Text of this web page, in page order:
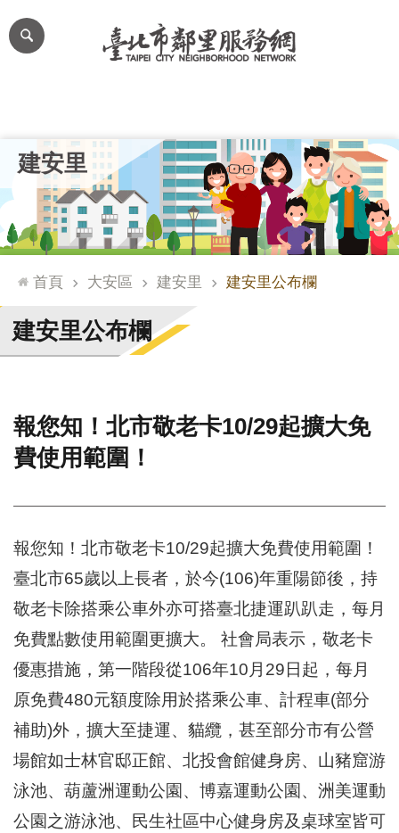
跳到主要內容區塊
網
站
台
通
臺
北
市
門
牌
整
檢
系
文
化
局
化
資
產
北
市
區
里
建安里
首頁 大安區 建安里 建安里公布欄
建安里公布欄
報您知！北市敬老卡10/29起擴大免
費使用範圍！
報您知！北市敬老卡10/29起擴大免費使用範圍！
臺北市65歲以上長者，於今(106)年重陽節後，持
敬老卡除搭乘公車外亦可搭臺北捷運趴趴走，每月
免費點數使用範圍更擴大。 社會局表示，敬老卡
優惠措施，第一階段從106年10月29日起，每月
原免費480元額度除用於搭乘公車、計程車(部分
補助)外，擴大至捷運、貓纜，甚至部分市有公營
場館如士林官邸正館、北投會館健身房、山豬窟游
泳池、葫蘆洲運動公園、博嘉運動公園、洲美運動
公園之游泳池、民生社區中心健身房及桌球室皆可